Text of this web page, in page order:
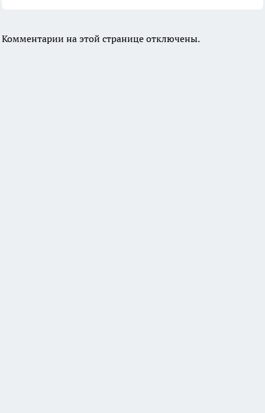
Комментарии на этой странице отключены.